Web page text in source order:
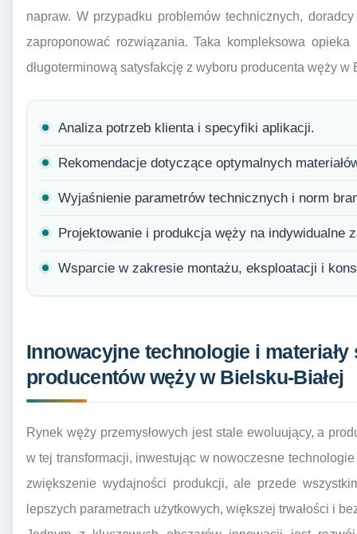
napraw. W przypadku problemów technicznych,
zaproponować rozwiązania. Taka kompleksowa
długoterminową satysfakcję z wyboru producenta węży
Analiza potrzeb klienta i specyfiki aplikacji.
Rekomendacje dotyczące optymalnych
Wyjaśnienie parametrów technicznych i norm
Projektowanie i produkcja węży na indywidualne
Wsparcie w zakresie montażu, eksploatacji i
Innowacyjne technologie i
producentów węży w Bielsku-Białej
Rynek węży przemysłowych jest stale ewoluujący, a
w tej transformacji, inwestując w nowoczesne
zwiększenie wydajności produkcji, ale przede
lepszych parametrach użytkowych, większej trwałości i